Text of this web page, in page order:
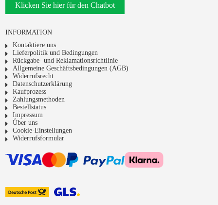
Klicken Sie hier für den Chatbot
INFORMATION
Kontaktiere uns
Lieferpolitik und Bedingungen
Rückgabe- und Reklamationsrichtlinie
Allgemeine Geschäftsbedingungen (AGB)
Widerrufsrecht
Datenschutzerklärung
Kaufprozess
Zahlungsmethoden
Bestellstatus
Impressum
Ûber uns
Cookie-Einstellungen
Widerrufsformular